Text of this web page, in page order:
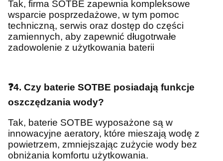
Tak, firma SOTBE zapewnia kompleksowe
wsparcie posprzedażowe, w tym pomoc
techniczną, serwis oraz dostęp do części
zamiennych, aby zapewnić długotrwałe
zadowolenie z użytkowania baterii
❓4. Czy baterie SOTBE posiadają funkcje
oszczędzania wody?
Tak, baterie SOTBE wyposażone są w
innowacyjne aeratory, które mieszają wodę z
powietrzem, zmniejszając zużycie wody bez
obniżania komfortu użytkowania.